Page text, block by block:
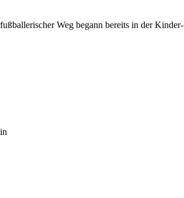
Weg begann bereits in der Kinder-